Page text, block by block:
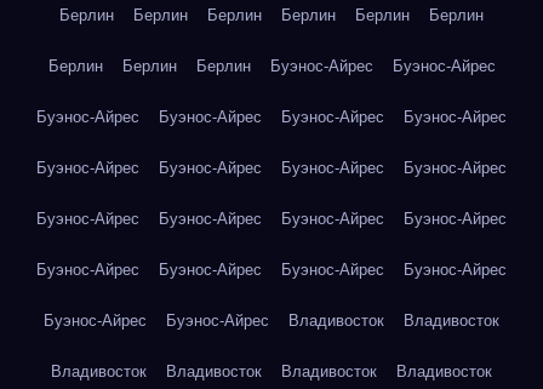
Берлин Берлин Берлин Берлин Берлин Берлин
Берлин Берлин Берлин Буэнос-Айрес Буэнос-Айрес
Буэнос-Айрес Буэнос-Айрес Буэнос-Айрес Буэнос-Айрес
Буэнос-Айрес Буэнос-Айрес Буэнос-Айрес Буэнос-Айрес
Буэнос-Айрес Буэнос-Айрес Буэнос-Айрес Буэнос-Айрес
Буэнос-Айрес Буэнос-Айрес Буэнос-Айрес Буэнос-Айрес
Буэнос-Айрес Буэнос-Айрес Владивосток Владивосток
Владивосток Владивосток Владивосток Владивосток